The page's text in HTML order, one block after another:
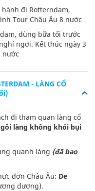
hành đi Rotterndam,
Tour Châu Âu 8 nước
dùng bữa tối trước
ngơi. Kết thúc ngày 3
nước
- LÀNG CỔ
đi tham quan làng cổ
làng không khói bụi
quanh làng (đã bao
đơn Châu Âu: De
đương).